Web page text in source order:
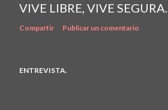
VIVE LIBRE, VIVE SEGURA.
Compartir Publicar un comentario
ENTREVISTA.